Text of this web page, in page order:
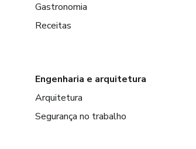
Gastronomia
Receitas
Engenharia e arquitetura
Arquitetura
Segurança no trabalho